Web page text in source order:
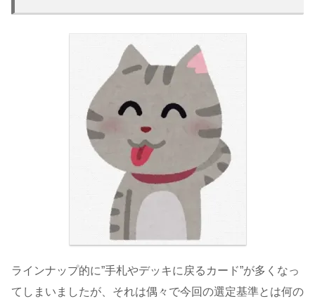
ラインナップ的に”手札やデッキに戻るカード”が多くなっ
てしまいましたが、それは偶々で今回の選定基準とは何の